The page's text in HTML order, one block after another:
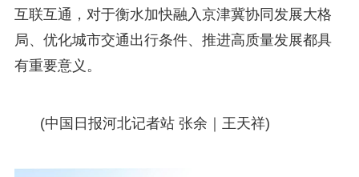
互联互通，对于衡水加快融入京津冀协同发展大格
局、优化城市交通出行条件、推进高质量发展都具
有重要意义。
(中国日报河北记者站 张余｜王天祥)